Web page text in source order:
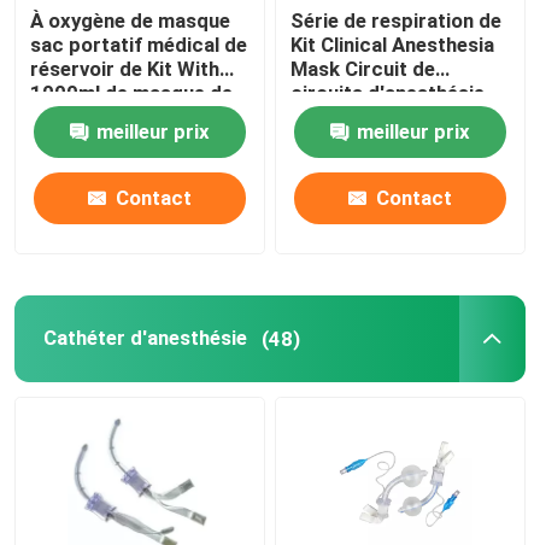
Seringue stérile jetable
Ensemble de transfusion d'infusion
Cathéter enduit de silicone
Gauze Cotton Swab
Emballage stérile médical
À oxygène de masque
sac portatif médical de
réservoir de Kit With
1000ml de masque de
Rebreathing non
meilleur prix
Contact
Série de respiration de
Kit Clinical Anesthesia
Mask Circuit de
circuits d'anesthésie
jetable
meilleur prix
Contact
Cathéter d'anesthésie (48)